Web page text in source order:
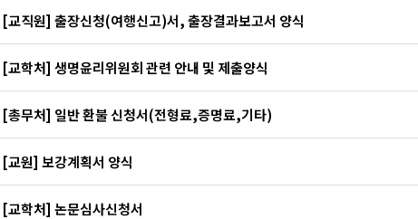
[교직원] 출장신청(여행신고)서, 출장결과보고서 양식
[교학처] 생명윤리위원회 관련 안내 및 제출양식
[총무처] 일반 환불 신청서(전형료,증명료,기타)
[교원] 보강계획서 양식
[교학처] 논문심사신청서